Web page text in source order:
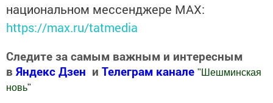
национальном мессенджере MАХ:
https://max.ru/tatmedia
Следите за самым важным и интересным
в Яндекс Дзен и Телеграм канале " Шешминская
новь"